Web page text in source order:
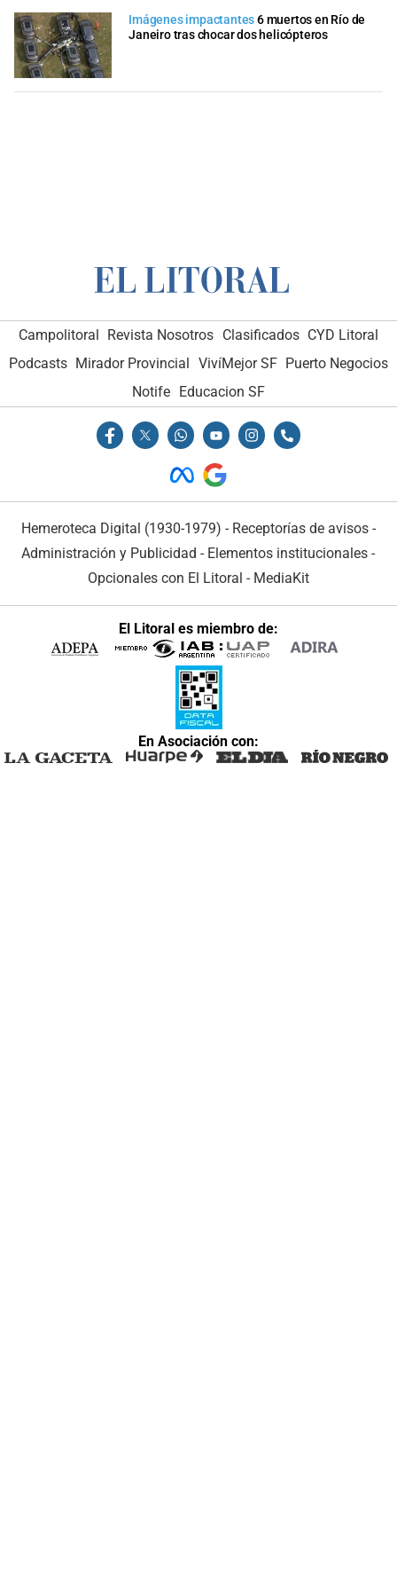
Imágenes impactantes6 muertos en Río de
Janeiro tras chocar dos helicópteros
Campolitoral Revista Nosotros Clasificados CYD Litoral
Podcasts Mirador Provincial VivíMejor SF Puerto Negocios
Notife
Educacion SF
Hemeroteca Digital (1930-1979) - Receptorías de avisos -
Administración y Publicidad - Elementos institucionales -
Opcionales con El Litoral - MediaKit
El Litoral es miembro de:
En Asociación con: